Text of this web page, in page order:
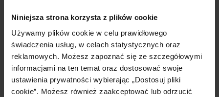
Niniejsza strona korzysta z plików cookie
Używamy plików cookie w celu prawidłowego
świadczenia usług, w celach statystycznych oraz
reklamowych. Możesz zapoznać się ze szczegółowymi
informacjami na ten temat oraz dostosować swoje
ustawienia prywatności wybierając „Dostosuj pliki
cookie”. Możesz również zaakceptować lub odrzucić
Skład i wymiary
Opinie